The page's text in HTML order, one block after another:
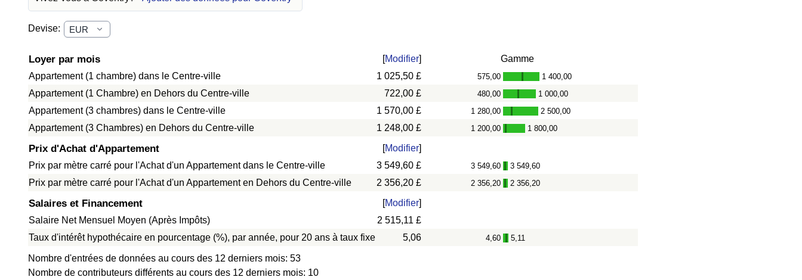
Devise:
Loyer par mois [Modifier]
Gamme
Appartement (1 chambre) dans le Centre-ville
1 025,50 £ 575,00 - 1 400,00
Appartement (1 Chambre) en Dehors du Centre-ville 722,00 £ 480,00 - 1 000,00
Appartement (3 chambres) dans le Centre-ville 1 570,00 £ 1 280,00 - 2 500,00
Appartement (3 Chambres) en Dehors du Centre-ville 1 248,00 £ 1 200,00 - 1 800,00
Prix d'Achat d'Appartement [Modifier]
Prix par mètre carré pour l'Achat d'un Appartement dans le Centre-ville
3 549,60 £ 3 549,60 - 3 549,60
Prix par mètre carré pour l'Achat d'un Appartement en Dehors du Centre-ville 2 356,20 £ 2 356,20 - 2 356,20
Salaires et Financement [Modifier]
Salaire Net Mensuel Moyen (Après Impôts)
2 515,11 £
Taux d'intérêt hypothécaire en pourcentage (%), par année, pour 20 ans à taux fixe
5,06 4,60 - 5,11
Nombre d'entrées de données au cours des 12 derniers mois: 53
Nombre de contributeurs différents au cours des 12 derniers mois: 10